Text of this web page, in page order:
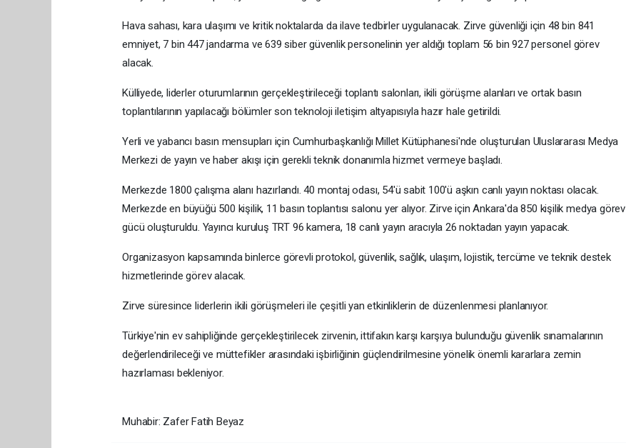
Hava sahası, kara ulaşımı ve kritik noktalarda da ilave tedbirler uygulanacak. Zirve güvenliği için 48 bin 841
emniyet, 7 bin 447 jandarma ve 639 siber güvenlik personelinin yer aldığı toplam 56 bin 927 personel görev
alacak.
Külliyede, liderler oturumlarının gerçekleştirileceği toplantı salonları, ikili görüşme alanları ve ortak basın
toplantılarının yapılacağı bölümler son teknoloji iletişim altyapısıyla hazır hale getirildi.
Yerli ve yabancı basın mensupları için Cumhurbaşkanlığı Millet Kütüphanesi'nde oluşturulan Uluslararası Medya
Merkezi de yayın ve haber akışı için gerekli teknik donanımla hizmet vermeye başladı.
Merkezde 1800 çalışma alanı hazırlandı. 40 montaj odası, 54'ü sabit 100'ü aşkın canlı yayın noktası olacak.
Merkezde en büyüğü 500 kişilik, 11 basın toplantısı salonu yer alıyor. Zirve için Ankara'da 850 kişilik medya görev
gücü oluşturuldu. Yayıncı kuruluş TRT 96 kamera, 18 canlı yayın aracıyla 26 noktadan yayın yapacak.
Organizasyon kapsamında binlerce görevli protokol, güvenlik, sağlık, ulaşım, lojistik, tercüme ve teknik destek
hizmetlerinde görev alacak.
Zirve süresince liderlerin ikili görüşmeleri ile çeşitli yan etkinliklerin de düzenlenmesi planlanıyor.
Türkiye'nin ev sahipliğinde gerçekleştirilecek zirvenin, ittifakın karşı karşıya bulunduğu güvenlik sınamalarının
değerlendirileceği ve müttefikler arasındaki işbirliğinin güçlendirilmesine yönelik önemli kararlara zemin
hazırlaması bekleniyor.
Muhabir: Zafer Fatih Beyaz